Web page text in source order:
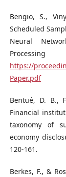
Bengio, S.,
Scheduled
Neural
https://
Paper.pdf
Bentué, D. B.,
Financial
taxonomy of
economy
120-161.
Berkes, F., &